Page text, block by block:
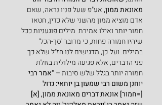
מאונאת ממון, אע"פ שעל פניו נראה, שאם
אדם מוציא ממון מהשני שלא כדין, חטאו
חמור יותר ואילו אמירת  מילים פוגעניות ככל
שיהיו חמורה פחות, כי מדובר 'סך-הכל'
במילים. ועל-כן, מדגישים לנו חז"ל שלא כך
פני הדברים, אלא פגיעה מילולית בזולת
חמורה יותר בגלל שלש סיבות – "אמר רבי
יוחנן משום רבי שמעון בן יוחאי: גדול
[=חמור] אונאת דברים מאונאת ממון, [א]